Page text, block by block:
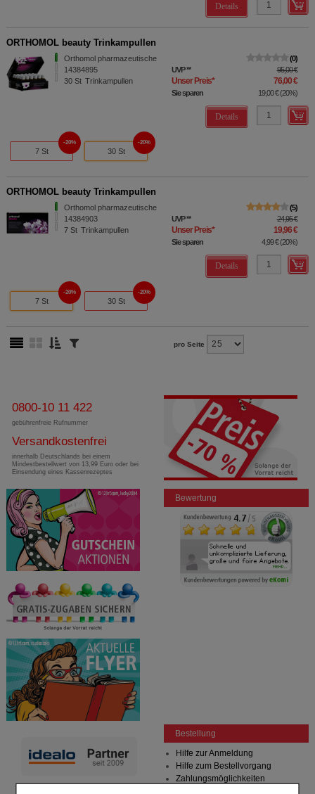
Details
ORTHOMOL beauty Trinkampullen
Orthomol pharmazeutische
14384895
30 St Trinkampullen
0
UVP** 95,00 €
Unser Preis* 76,00 €
Sie sparen 19,00 €(20%)
Details
7 St
20%
30 St
20%
ORTHOMOL beauty Trinkampullen
Orthomol pharmazeutische
14384903
7 St Trinkampullen
5
UVP** 24,95 €
Unser Preis* 19,96 €
Sie sparen 4,99 €(20%)
Details
7 St
20%
30 St
20%
pro Seite
0800-10 11 422
gebührenfreie Rufnummer
Versandkostenfrei
innerhalb Deutschlands bei einem
Mindestbestellwert von 13,99 Euro oder bei
Einsendung eines Kassenrezeptes
Bewertung
Bestellung
Hilfe zur Anmeldung
Hilfe zum Bestellvorgang
Zahlungsmöglichkeiten